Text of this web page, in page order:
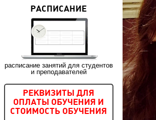
РАСПИСАНИЕ
расписание занятий для студентов
и преподавателей
РЕКВИЗИТЫ ДЛЯ
ОПЛАТЫ ОБУЧЕНИЯ И
СТОИМОСТЬ ОБУЧЕНИЯ